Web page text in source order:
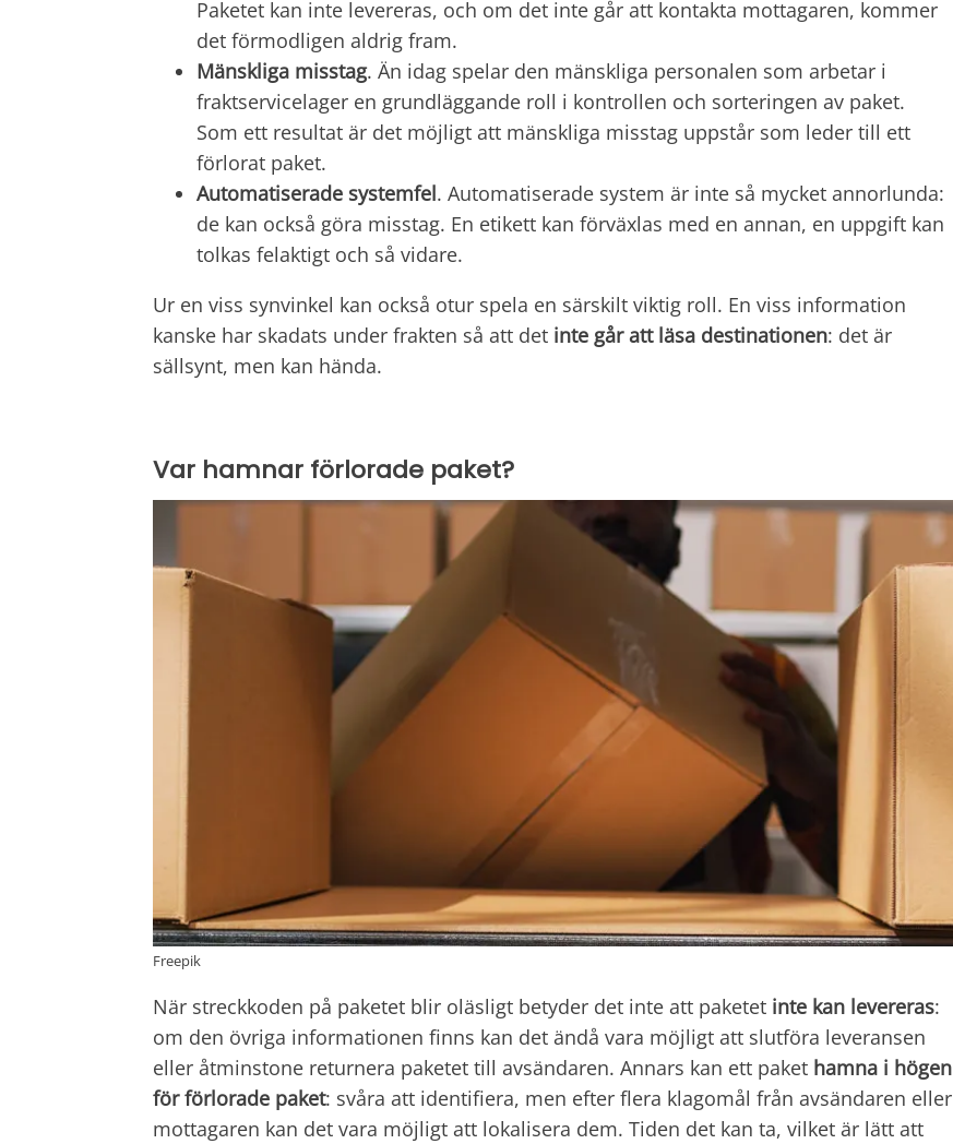
Paketet kan inte levereras, och om det inte går att kontakta mottagaren, kommer
det förmodligen aldrig fram.
Mänskliga misstag. Än idag spelar den mänskliga personalen som arbetar i
fraktservicelager en grundläggande roll i kontrollen och sorteringen av paket.
Som ett resultat är det möjligt att mänskliga misstag uppstår som leder till ett
förlorat paket.
Automatiserade systemfel. Automatiserade system är inte så mycket annorlunda:
de kan också göra misstag. En etikett kan förväxlas med en annan, en uppgift kan
tolkas felaktigt och så vidare.
Ur en viss synvinkel kan också otur spela en särskilt viktig roll. En viss information
kanske har skadats under frakten så att det inte går att läsa destinationen: det är
sällsynt, men kan hända.
Var hamnar förlorade paket?
Freepik
När streckkoden på paketet blir oläsligt betyder det inte att paketet inte kan levereras:
om den övriga informationen finns kan det ändå vara möjligt att slutföra leveransen
eller åtminstone returnera paketet till avsändaren. Annars kan ett paket hamna i högen
för förlorade paket: svåra att identifiera, men efter flera klagomål från avsändaren eller
mottagaren kan det vara möjligt att lokalisera dem. Tiden det kan ta, vilket är lätt att